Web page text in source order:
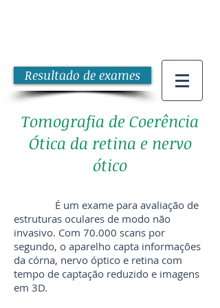
Resultado de exames
Tomografia de Coerência
Ótica da retina e nervo
ótico
É um exame para avaliação de
estruturas oculares de modo não
invasivo. Com 70.000 scans por
segundo, o aparelho capta informações
da córna, nervo óptico e retina com
tempo de captação reduzido e imagens
em 3D.